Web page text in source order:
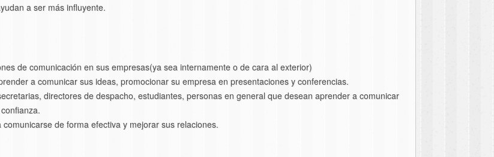
a ser más influyente.
de comunicación en sus empresas(ya sea internamente o de cara al exterior)
a comunicar sus ideas, promocionar su empresa en presentaciones y conferencias.
directores de despacho, estudiantes, personas en general que desean aprender a comunicar
de forma efectiva y mejorar sus relaciones.